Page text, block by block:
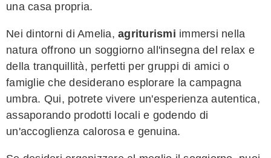
una casa propria.
Nei dintorni di Amelia, agriturismi immersi nella
natura offrono un soggiorno all'insegna del relax e
della tranquillità, perfetti per gruppi di amici o
famiglie che desiderano esplorare la campagna
umbra. Qui, potrete vivere un'esperienza autentica,
assaporando prodotti locali e godendo di
un'accoglienza calorosa e genuina.